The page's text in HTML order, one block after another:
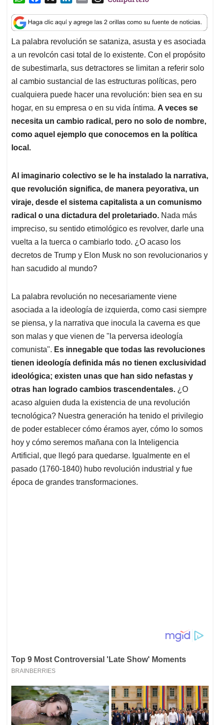
a
t
s
A
p
p
c
e
b
o
o
k
n
k
e
d
I
n
a
i
l
r
e
a
d
s
La palabra revolución se sataniza, asusta y es asociada
a un revolcón casi total de lo existente. Con el propósito
de subestimarla, sus detractores se limitan a referir solo
al cambio sustancial de las estructuras políticas, pero
cualquiera puede hacer una revolución: bien sea en su
hogar, en su empresa o en su vida íntima. A veces se
necesita un cambio radical, pero no solo de nombre,
como aquel ejemplo que conocemos en la política
local.
Al imaginario colectivo se le ha instalado la narrativa,
que revolución significa, de manera peyorativa, un
viraje, desde el sistema capitalista a un comunismo
radical o una dictadura del proletariado. Nada más
impreciso, su sentido etimológico es revolver, darle una
vuelta a la tuerca o cambiarlo todo. ¿O acaso los
decretos de Trump y Elon Musk no son revolucionarios y
han sacudido al mundo?
La palabra revolución no necesariamente viene
asociada a la ideología de izquierda, como casi siempre
se piensa, y la narrativa que inocula la caverna es que
son malas y que vienen de "la perversa ideología
comunista". Es innegable que todas las revoluciones
tienen ideología definida más no tienen exclusividad
ideológica; existen unas que han sido nefastas y
otras han logrado cambios trascendentales. ¿O
acaso alguien duda la existencia de una revolución
tecnológica? Nuestra generación ha tenido el privilegio
de poder establecer cómo éramos ayer, cómo lo somos
hoy y cómo seremos mañana con la Inteligencia
Artificial, que llegó para quedarse. Igualmente en el
pasado (1760-1840) hubo revolución industrial y fue
época de grandes transformaciones.